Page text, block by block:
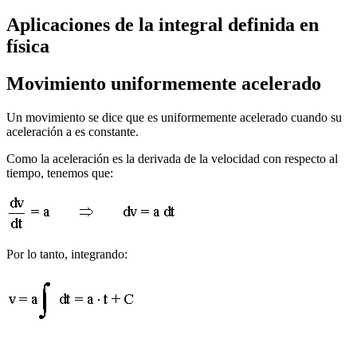
Aplicaciones de la integral definida en
física
Movimiento uniformemente acelerado
Un movimiento se dice que es uniformemente acelerado cuando su
aceleración a es constante.
Como la aceleración es la derivada de la velocidad con respecto al
tiempo, tenemos que:
Por lo tanto, integrando: